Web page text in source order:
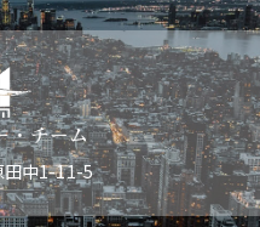
田中1-11-5